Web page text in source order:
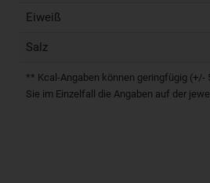
Eiweiß
Salz
** Kcal-Angaben können geringfügig (+/-
Sie im Einzelfall die Angaben auf der